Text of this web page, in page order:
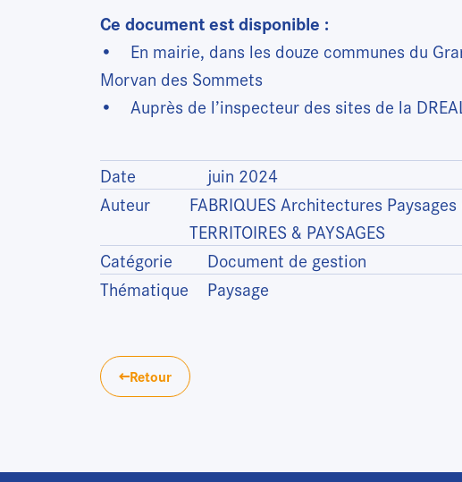
Ce document est disponible :
• En mairie, dans les douze communes du
Morvan des Sommets
• Auprès de l’inspecteur des sites de la
Date
juin 2024
Auteur
FABRIQUES Architectures
TERRITOIRES & PAYSAGES
Catégorie
Document de gestion
Thématique
Paysage
Retour